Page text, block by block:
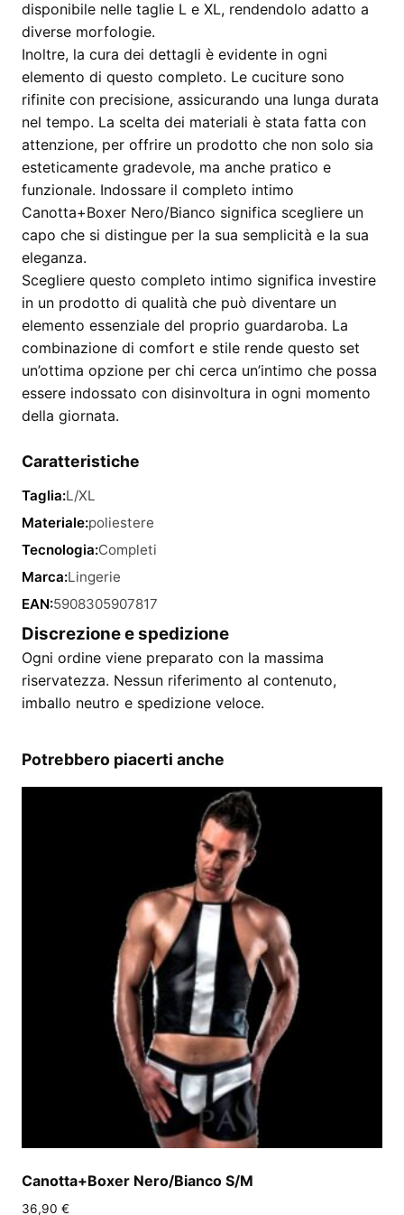
disponibile nelle taglie L e XL, rendendolo adatto a
diverse morfologie.
Inoltre, la cura dei dettagli è evidente in ogni
elemento di questo completo. Le cuciture sono
rifinite con precisione, assicurando una lunga durata
nel tempo. La scelta dei materiali è stata fatta con
attenzione, per offrire un prodotto che non solo sia
esteticamente gradevole, ma anche pratico e
funzionale. Indossare il completo intimo
Canotta+Boxer Nero/Bianco significa scegliere un
capo che si distingue per la sua semplicità e la sua
eleganza.
Scegliere questo completo intimo significa investire
in un prodotto di qualità che può diventare un
elemento essenziale del proprio guardaroba. La
combinazione di comfort e stile rende questo set
un’ottima opzione per chi cerca un’intimo che possa
essere indossato con disinvoltura in ogni momento
della giornata.
Caratteristiche
Taglia:L/XL
Materiale:poliestere
Tecnologia:Completi
Marca:Lingerie
EAN:5908305907817
Discrezione e spedizione
Ogni ordine viene preparato con la massima
riservatezza. Nessun riferimento al contenuto,
imballo neutro e spedizione veloce.
Potrebbero piacerti anche
Canotta+Boxer Nero/Bianco S/M
36,90 €